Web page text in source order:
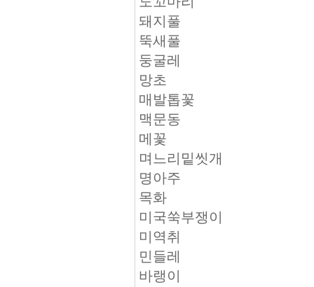
돼지풀
뚝새풀
둥굴레
망초
매발톱꽃
맥문동
메꽃
며느리밑씻개
명아주
목화
미국쑥부쟁이
미역취
민들레
바랭이